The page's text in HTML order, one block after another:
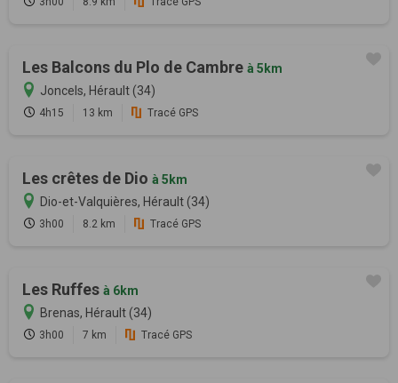
Les Balcons du Plo de Cambre à 5km
Joncels, Hérault (34)
4h15 13 km Tracé GPS
Les crêtes de Dio à 5km
Dio-et-Valquières, Hérault (34)
3h00 8.2 km Tracé GPS
Les Ruffes à 6km
Brenas, Hérault (34)
3h00 7 km Tracé GPS